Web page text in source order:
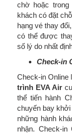
chờ hoặc
khách có đặt
hạng vé thay
có thể được
số lý do nhất
Check-in
Check-in Online
trình EVA Air
thể tiến hành
chuyến bay
những hành
nhận. Check-